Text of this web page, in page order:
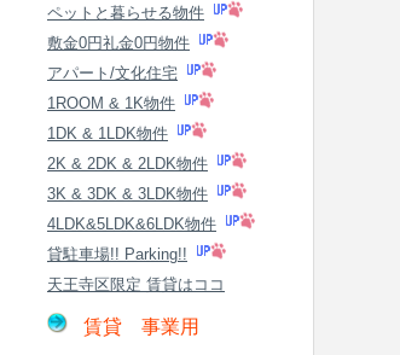
ペットと暮らせる物件
敷金0円礼金0円物件
アパート/文化住宅
1ROOM & 1K物件
1DK & 1LDK物件
2K & 2DK & 2LDK物件
3K & 3DK & 3LDK物件
4LDK&5LDK&6LDK物件
貸駐車場!! Parking!!
天王寺区限定 賃貸はココ
賃貸 事業用